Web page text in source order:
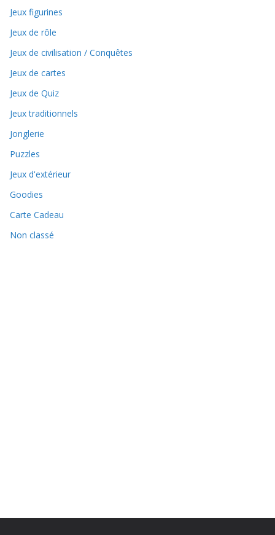
Jeux figurines
Jeux de rôle
Jeux de civilisation / Conquêtes
Jeux de cartes
Jeux de Quiz
Jeux traditionnels
Jonglerie
Puzzles
Jeux d'extérieur
Goodies
Carte Cadeau
Non classé